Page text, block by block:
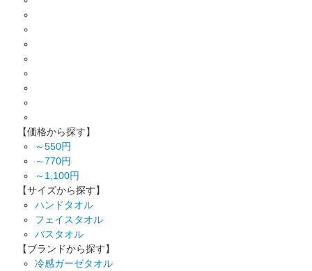
【価格から探す】
～550円
～770円
～1,100円
【サイズから探す】
ハンドタオル
フェイスタオル
バスタオル
【ブランドから探す】
冷感ガーゼタオル